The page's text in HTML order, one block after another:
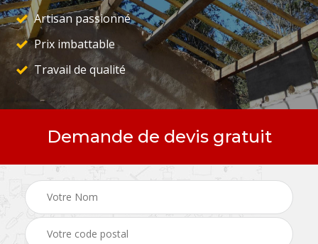
Artisan passionné
Prix imbattable
Travail de qualité
Demande de devis gratuit